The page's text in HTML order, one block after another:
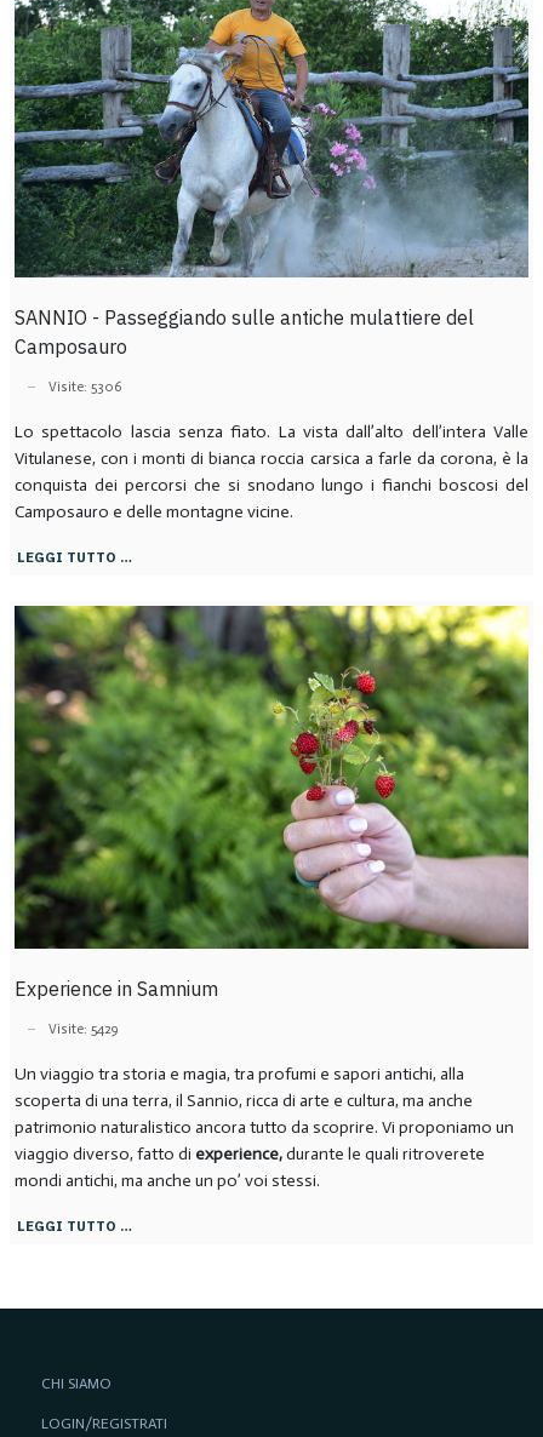
SANNIO - Passeggiando sulle antiche mulattiere del
Camposauro
Visite: 5306
Lo spettacolo lascia senza fiato. La vista dall’alto dell’intera Valle
Vitulanese, con i monti di bianca roccia carsica a farle da corona, è la
conquista dei percorsi che si snodano lungo i fianchi boscosi del
Camposauro e delle montagne vicine.
LEGGI TUTTO …
Experience in Samnium
Visite: 5429
Un viaggio tra storia e magia, tra profumi e sapori antichi, alla
scoperta di una terra, il Sannio, ricca di arte e cultura, ma anche
patrimonio naturalistico ancora tutto da scoprire. Vi proponiamo un
viaggio diverso, fatto di experience,durante le quali ritroverete
mondi antichi, ma anche un po’ voi stessi.
LEGGI TUTTO …
CHI SIAMO
LOGIN/REGISTRATI